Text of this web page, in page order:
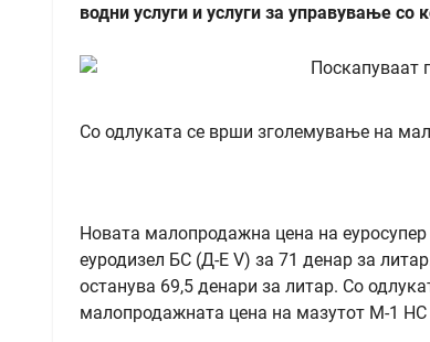
водни услуги и услуги за управување
Со одлуката се врши зголемување на
Новата малопродажна цена на
еуродизел БС (Д-Е V) за 71 денар за
останува 69,5 денари за литар. Со
малопродажната цена на мазутот М-1 НС